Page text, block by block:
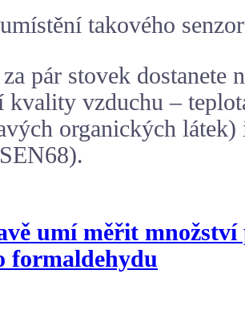
takového
pár stovek dostanete
vzduchu –
organických
umí měřit množství
formaldehydu